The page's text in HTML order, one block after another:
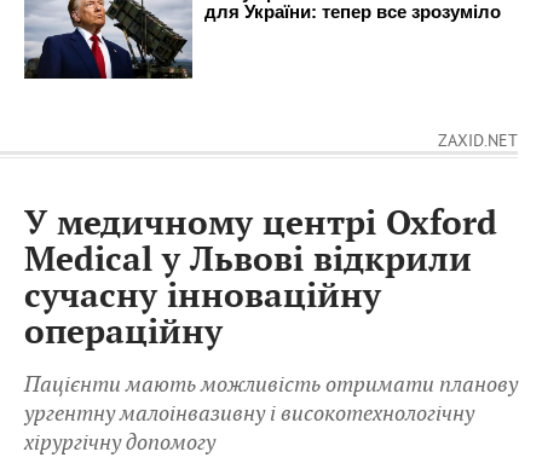
ZAXID.NET
У медичному центрі Oxford
Medical у Львові відкрили
сучасну інноваційну
операційну
Пацієнти мають можливість отримати планову
ургентну малоінвазивну і високотехнологічну
хірургічну допомогу